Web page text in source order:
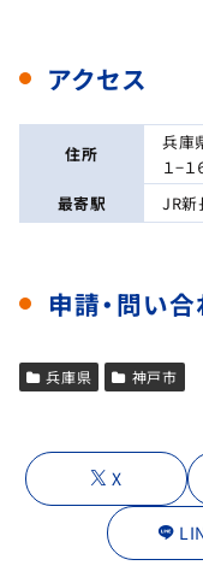
アクセス
住所
兵庫
１−
最寄駅
JR新
申請・問い
兵庫県 神戸市
X